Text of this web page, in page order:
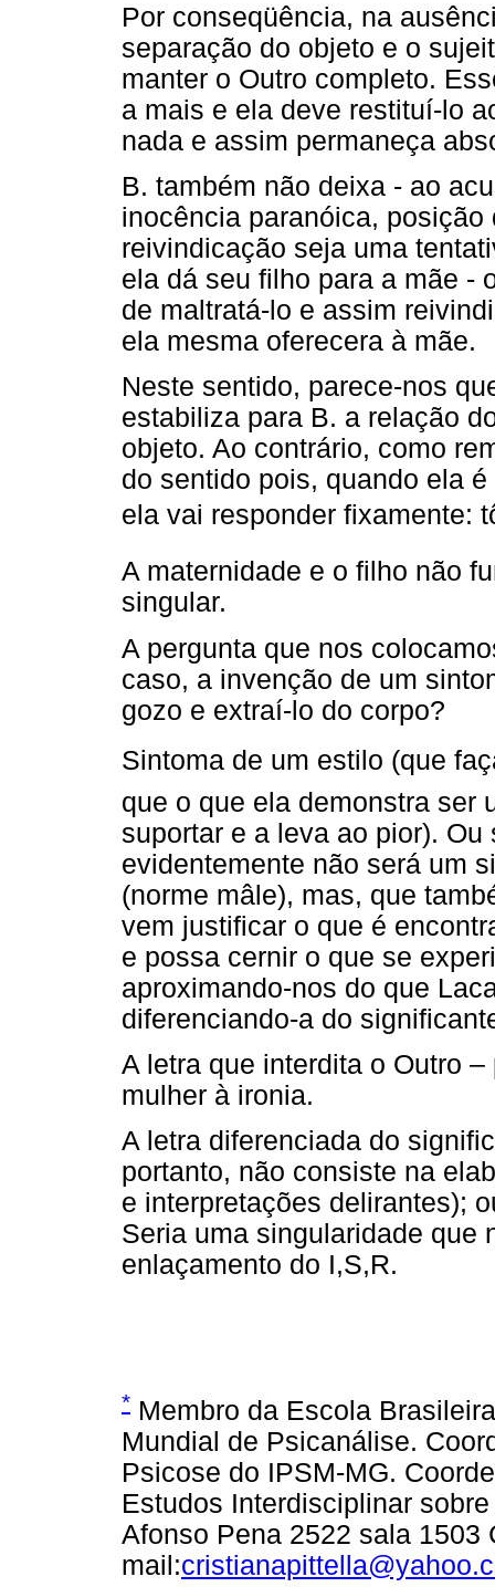
Por conseqüência, na
separação do objeto e o
manter o Outro completo.
a mais e ela deve restituí-lo
nada e assim permaneça
B. também não deixa - ao
inocência paranóica,
reivindicação seja uma
ela dá seu filho para a mãe -
de maltratá-lo e assim
ela mesma oferecera à mãe.
Neste sentido, parece-nos
estabiliza para B. a relação
objeto. Ao contrário, como
do sentido pois, quando ela
ela vai responder fixamente:
A maternidade e o filho não
singular.
A pergunta que nos
caso, a invenção de um
gozo e extraí-lo do corpo?
Sintoma de um estilo (que
que o que ela demonstra ser
suportar e a leva ao pior).
evidentemente não será um
(norme mâle), mas, que
vem justificar o que é
e possa cernir o que se
aproximando-nos do que
diferenciando-a do
A letra que interdita o Outro
mulher à ironia.
A letra diferenciada do
portanto, não consiste na
e interpretações delirantes);
Seria uma singularidade que
enlaçamento do I,S,R.
* Membro da Escola
Mundial de Psicanálise.
Psicose do IPSM-MG.
Estudos Interdisciplinar
Afonso Pena 2522 sala 1503
mail: